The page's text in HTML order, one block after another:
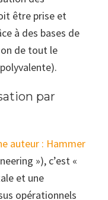
être prise et
à des bases de
de tout le
par
auteur : Hammer
»), c’est «
et une
opérationnels